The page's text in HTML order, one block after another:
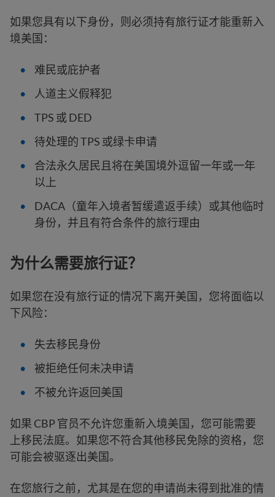
如果您具有以下身份，则必须持有旅行证才能重新入
境美国：
难民或庇护者
人道主义假释犯
TPS 或 DED
待处理的 TPS 或绿卡申请
合法永久居民且将在美国境外逗留一年或一年
以上
DACA（童年入境者暂缓遣返手续）或其他临时
身份，并且有符合条件的旅行理由
为什么需要旅行证？
如果您在没有旅行证的情况下离开美国，您将面临以
下风险：
失去移民身份
被拒绝任何未决申请
不被允许返回美国
如果 CBP 官员不允许您重新入境美国，您可能需要
上移民法庭。如果您不符合其他移民免除的资格，您
可能会被驱逐出美国。
在您旅行之前，尤其是在您的申请尚未得到批准的情